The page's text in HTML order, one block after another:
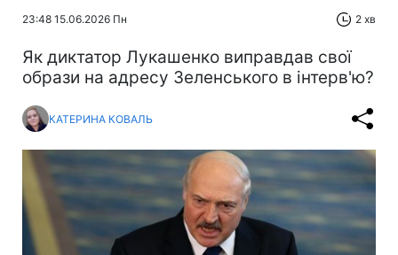
23:48 15.06.2026 Пн 2 хв
Як диктатор Лукашенко виправдав свої
образи на адресу Зеленського в інтерв'ю?
КАТЕРИНА КОВАЛЬ